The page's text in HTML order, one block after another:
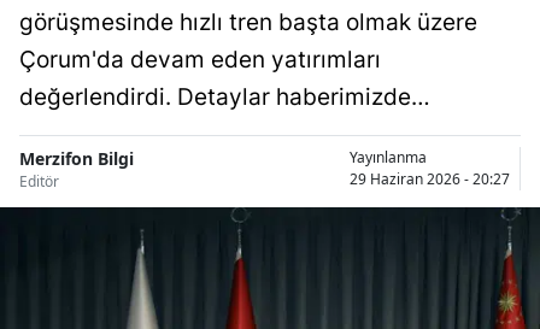
görüşmesinde hızlı tren başta olmak üzere
Çorum'da devam eden yatırımları
değerlendirdi. Detaylar haberimizde…
Merzifon Bilgi
Editör
Yayınlanma
29 Haziran 2026 - 20:27